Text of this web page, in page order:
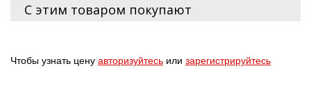
С этим товаром покупают
Чтобы узнать цену авторизуйтесь или зарегистрируйтесь